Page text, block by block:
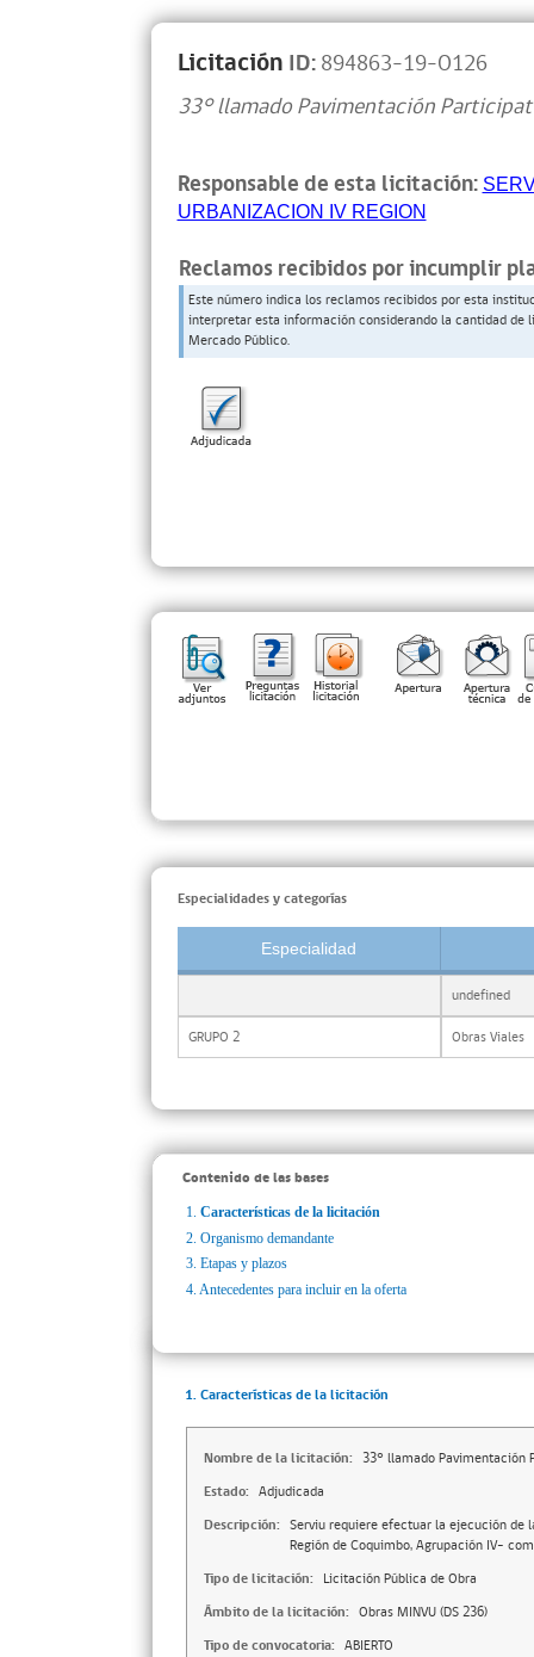
Licitación ID:894863-19-O126
33° llamado Pavimentación
Responsable de esta licitación:
URBANIZACION IV REGION
Reclamos recibidos por incumplir
Este número indica los reclamos recibidos por esta
interpretar esta información considerando la cantidad
Mercado Público.
Especialidades y categorías
Especialidad
undefined
GRUPO 2 Obras Viales
Contenido de las bases
1. Características de la licitación
2. Organismo demandante
3. Etapas y plazos
4. Antecedentes para incluir en la oferta
1. Características de la licitación
Nombre de la licitación: 33° llamado Pavimentación
Estado: Adjudicada
Descripción: Serviu requiere efectuar la ejecución de
Región de Coquimbo, Agrupación IV–
Tipo de licitación: Licitación Pública de Obra
Ámbito de la licitación: Obras MINVU (DS 236)
Tipo de convocatoria: ABIERTO